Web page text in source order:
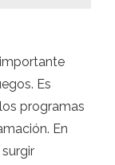
Es
programas
En